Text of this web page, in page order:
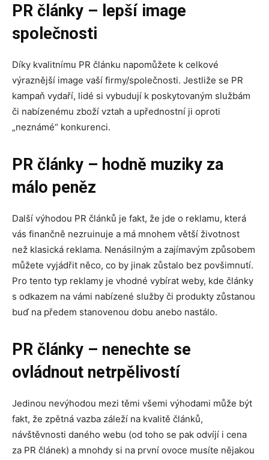
PR články – lepší image
společnosti
Díky kvalitnímu PR článku napomůžete k celkové
výraznější image vaší firmy/společnosti. Jestliže se PR
kampaň vydaří, lidé si vybudují k poskytovaným službám
či nabízenému zboží vztah a upřednostní ji oproti
„neznámé“ konkurenci.
PR články – hodně muziky za
málo peněz
Další výhodou PR článků je fakt, že jde o reklamu, která
vás finančně nezruinuje a má mnohem větší životnost
než klasická reklama. Nenásilným a zajímavým způsobem
můžete vyjádřit něco, co by jinak zůstalo bez povšimnutí.
Pro tento typ reklamy je vhodné vybírat weby, kde články
s odkazem na vámi nabízené služby či produkty zůstanou
buď na předem stanovenou dobu anebo nastálo.
PR články – nenechte se
ovládnout netrpělivostí
Jedinou nevýhodou mezi těmi všemi výhodami může být
fakt, že zpětná vazba záleží na kvalitě článků,
návštěvnosti daného webu (od toho se pak odvíjí i cena
za PR článek) a mnohdy si na první ovoce musíte nějakou